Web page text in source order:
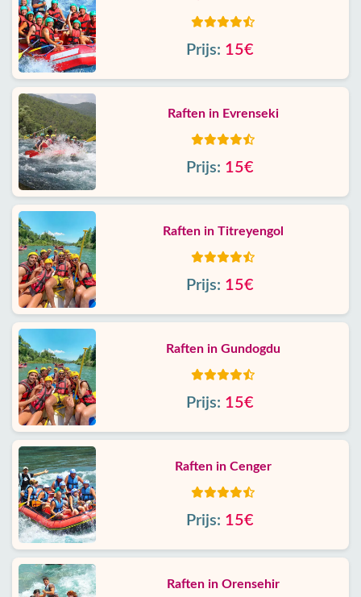
Prijs: 15€
Raften in Evrenseki
Prijs: 15€
Raften in Titreyengol
Prijs: 15€
Raften in Gundogdu
Prijs: 15€
Raften in Cenger
Prijs: 15€
Raften in Orensehir